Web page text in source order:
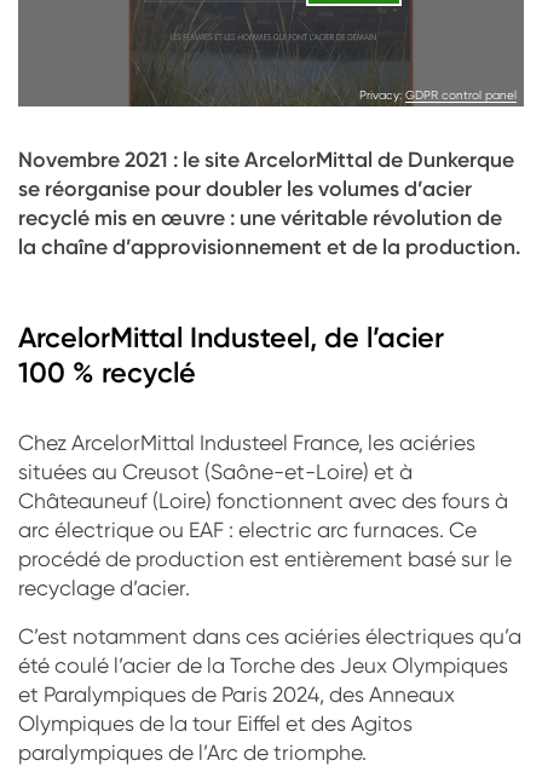
Privacy: GDPR control panel
Novembre 2021 : le site ArcelorMittal de Dunkerque
se réorganise pour doubler les volumes d’acier
recyclé mis en œuvre : une véritable révolution de
la chaîne d’approvisionnement et de la production.
ArcelorMittal Industeel, de l’acier
100 % recyclé
Chez ArcelorMittal Industeel France, les aciéries
situées au Creusot (Saône-et-Loire) et à
Châteauneuf (Loire) fonctionnent avec des fours à
arc électrique ou EAF : electric arc furnaces. Ce
procédé de production est entièrement basé sur le
recyclage d’acier.
C’est notamment dans ces aciéries électriques qu’a
été coulé l’acier de la Torche des Jeux Olympiques
et Paralympiques de Paris 2024, des Anneaux
Olympiques de la tour Eiffel et des Agitos
paralympiques de l’Arc de triomphe.